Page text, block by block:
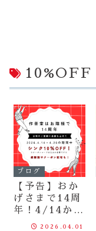
10%OFF
ブログ
【予告】おか
げさまで14周
年！4/14から
始まる「14周
2026.04.01